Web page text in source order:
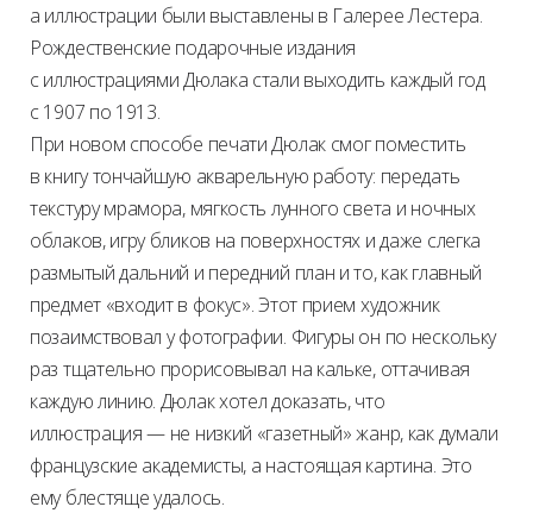
а иллюстрации были выставлены в Галерее Лестера.
Рождественские подарочные издания
с иллюстрациями Дюлака стали выходить каждый год
с 1907 по 1913.
При новом способе печати Дюлак смог поместить
в книгу тончайшую акварельную работу: передать
текстуру мрамора, мягкость лунного света и ночных
облаков, игру бликов на поверхностях и даже слегка
размытый дальний и передний план и то, как главный
предмет «входит в фокус». Этот прием художник
позаимствовал у фотографии. Фигуры он по нескольку
раз тщательно прорисовывал на кальке, оттачивая
каждую линию. Дюлак хотел доказать, что
иллюстрация — не низкий «газетный» жанр, как думали
французские академисты, а настоящая картина. Это
ему блестяще удалось.